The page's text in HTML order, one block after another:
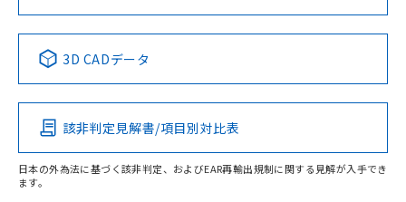
Pb Hg Cd Cr(VI)
O
No No No No
この製品の規格認証/適合状況ページへ
その他の認証はこちらのページからご検索ください
3D CADデータ
該非判定見解書/項目別対比表
日本の外為法に基づく該非判定、およびEAR再輸出規制に関する見解が入手でき
ます。